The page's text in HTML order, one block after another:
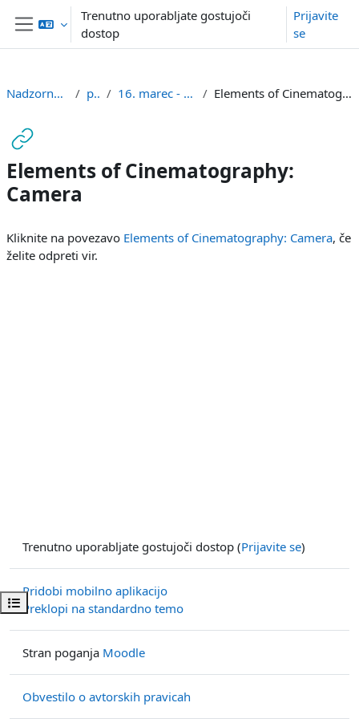
Preskoči na glavno vsebino
Stransko polje
Trenutno uporabljate gostujoči
dostop
Prijavite
se
Odpri kazalo predmeta
Nadzorna plošča pmg 16. marec - 22. marec Elements of Cinematography: Camera
Elements of Cinematography:
Camera
Kliknite na povezavo Elements of Cinematography: Camera, če
želite odpreti vir.
Trenutno uporabljate gostujoči dostop (Prijavite se)
Pridobi mobilno aplikacijo
Preklopi na standardno temo
Stran poganja Moodle
Obvestilo o avtorskih pravicah